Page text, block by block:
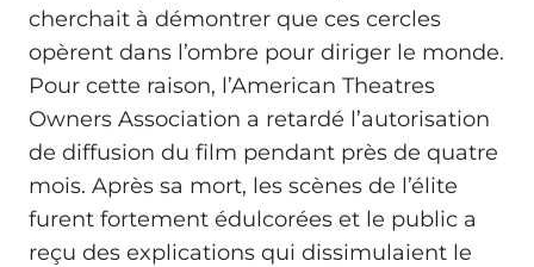
cherchait à démontrer que ces cercles
opèrent dans l’ombre pour diriger le monde.
Pour cette raison, l’American Theatres
Owners Association a retardé l’autorisation
de diffusion du film pendant près de quatre
mois. Après sa mort, les scènes de l’élite
furent fortement édulcorées et le public a
reçu des explications qui dissimulaient le